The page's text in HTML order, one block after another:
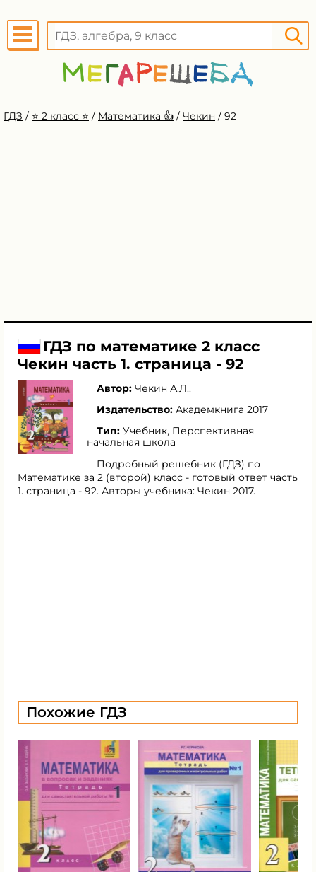
ГДЗ / ⭐️ 2 класс ⭐️ / Математика 👍 / Чекин / 92
ГДЗ по математике 2 класс
Чекин часть 1. страница - 92
Автор: Чекин А.Л..
Издательство: Академкнига 2017
Тип: Учебник, Перспективная
начальная школа
Подробный решебник (ГДЗ) по
Математике за 2 (второй) класс - готовый ответ часть
1. страница - 92. Авторы учебника: Чекин 2017.
Похожие ГДЗ